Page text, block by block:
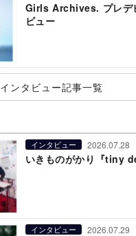
Girls Archives. プレデ
ビュー
インタビュー記事一覧
インタビュー 2026.07.28
いきものがかり『tiny
インタビュー 2026.07.29